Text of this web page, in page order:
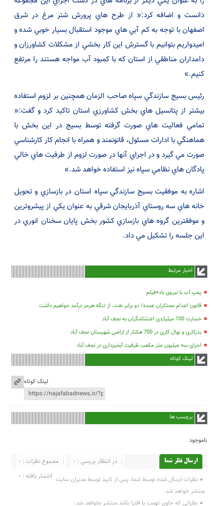
دانست و اضافه كرد:« از طرح هاي پرورش شتر مرغ در شرق
اصفهان با توجه به كم آبي هاي موجود استقبال بسيار خوبي شده و
اميدواريم بتوانيم با گسترش اين كار بخشي از مشكلات كشاورزان و
دامداران مناطقي از استان كه با كمبود آب مواجه هستند را مرتفع
كنيم.»
رئيس بسيج سازندگي سپاه صاحب الزمان همچنين بر لزوم استفاده
بيشتر از پتانسيل هاي بخش كشاورزي استان تاكيد كرد و گفت:«
تمامي فعاليت هاي صورت گرفته توسط بسيج در اين بخش با
هماهنگي با ادارات مسئول، قانونمند و همراه با انجام كار كارشناسي
صورت مي گيرد و در اجراي آنها در صورت لزوم از طرفيت هاي خالي
پادگان هاي نظامي سپاه نيز استفاده خواهد شد.»
اشاره به موفقيت بسيج سازندگي سپاه استان در بازسازي و تحويل
خانه هاي سه روستاي آذربايجان شرقي به عنوان يكي از پيشروترين
و موفقترين گروه هاي بازسازي كشور بخش پايان سخنان انوري در
اين جلسه را تشكيل مي داد.
اخبار مرتبط
پمپ آب با نیروی باد+فیلم
قانون اعدام محتکران عمده/ دو برابر نفت، از تنگه هرمز درآمد خواهیم داشت
خسارت 100 میلیاردی اغتشاشگران به نجف آباد
بذرکاری و نهال کاری در 700 هکتار از اراضی شهرستان نجف آباد
اجرای سه میلیون متر مکعب ظرفیت آبخیزداری در نجف آباد
لینک کوتاه
لینک کوتاه
برچسب ها
ناموجود
ارسال نظر شما مجموع نظرات : 0
در انتظار بررسی : 0
انتشار یافته : 0 نظرات ارسال شده توسط شما، پس از تایید توسط مدیران سایت
منتشر خواهد شد.
نظراتی که حاوی تهمت یا افترا باشد منتشر نخواهد شد.